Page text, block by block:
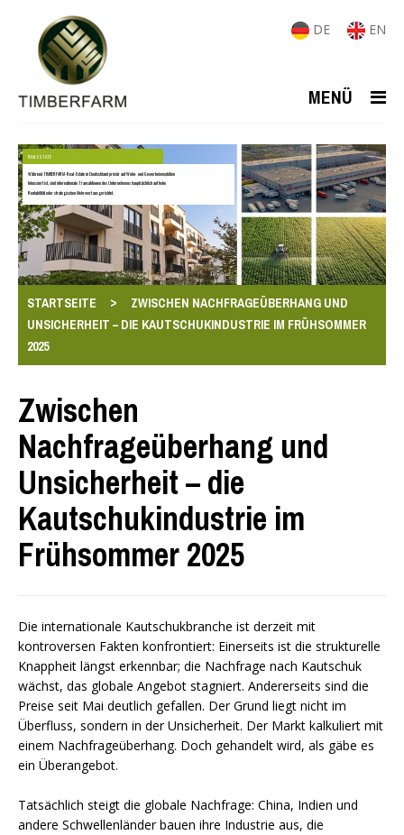
DE EN
MENÜ
REAL ESTATE
Während TIMBERFARM-Real-Estate in Deutschland primär auf Wohn- und Gewerbeimmobilien
Rentabilität oder strategischen Mehrwert ausgerichtet.
fokussiert ist, sind internationale Transaktionen des Unternehmens hauptsächlich auf hohe
STARTSEITE >
ZWISCHEN NACHFRAGEÜBERHANG UND
UNSICHERHEIT – DIE KAUTSCHUKINDUSTRIE IM FRÜHSOMMER
2025
Zwischen
Nachfrageüberhang und
Unsicherheit – die
Kautschukindustrie im
Frühsommer 2025
Die internationale Kautschukbranche ist derzeit mit
kontroversen Fakten konfrontiert: Einerseits ist die strukturelle
Knappheit längst erkennbar; die Nachfrage nach Kautschuk
wächst, das globale Angebot stagniert. Andererseits sind die
Preise seit Mai deutlich gefallen. Der Grund liegt nicht im
Überfluss, sondern in der Unsicherheit. Der Markt kalkuliert mit
einem Nachfrageüberhang. Doch gehandelt wird, als gäbe es
ein Überangebot.
Tatsächlich steigt die globale Nachfrage: China, Indien und
andere Schwellenländer bauen ihre Industrie aus, die